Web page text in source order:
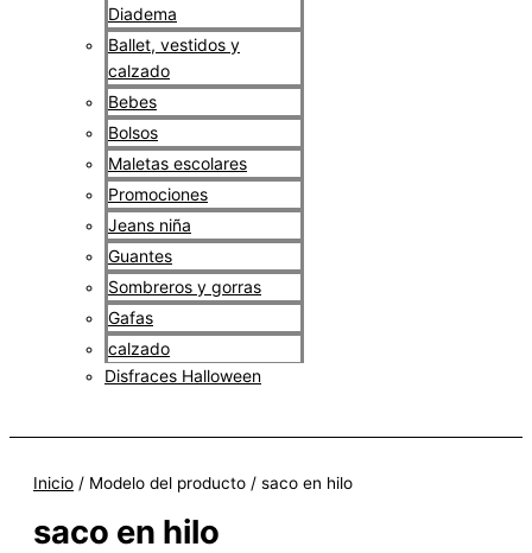
Diadema
Ballet, vestidos y
calzado
Bebes
Bolsos
Maletas escolares
Promociones
Jeans niña
Guantes
Sombreros y gorras
Gafas
calzado
Disfraces Halloween
Inicio / Modelo del producto / saco en hilo
saco en hilo